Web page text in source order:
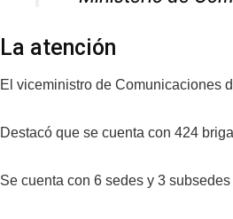
La atención
El viceministro de Comunicaciones
Destacó que se cuenta con 424
Se cuenta con 6 sedes y 3